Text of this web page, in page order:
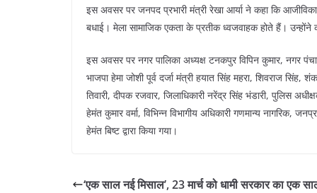
इस अवसर पर जनपद प्रभारी मंत्री रेखा आर्या ने कहा कि
बधाई। मेला सामाजिक एकता के प्रतीक ध्वजवाहक होते हैं। उन्होंने
इस अवसर पर नगर पालिका अध्यक्ष टनकपुर विपिन कुमार, नगर
भाजपा हेमा जोशी पूर्व दर्जा मंत्री हयात सिंह महरा, शिवराज
तिवारी, दीपक रजवार, जिलाधिकारी नरेंद्र सिंह भंडारी, पुलिस
हेमंत कुमार वर्मा, विभिन्न विभागीय अधिकारी गणमान्य नागरिक,
हेमंत बिष्ट द्वारा किया गया।
‘एक साल नई मिसाल’, 23 मार्च को धामी सरकार का एक